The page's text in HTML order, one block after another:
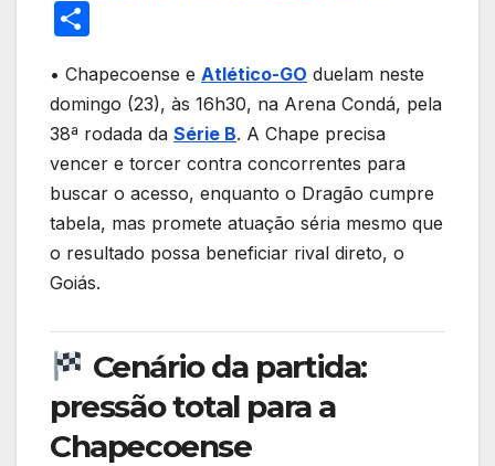
er e
b
o
o
k
s
A
p
p
gr
a
m
e
dI
n
e
st
ar
e
• Chapecoense e Atlético-GO duelam neste
domingo (23), às 16h30, na Arena Condá, pela
38ª rodada da Série B. A Chape precisa
vencer e torcer contra concorrentes para
buscar o acesso, enquanto o Dragão cumpre
tabela, mas promete atuação séria mesmo que
o resultado possa beneficiar rival direto, o
Goiás.
Cenário da partida:
pressão total para a
Chapecoense